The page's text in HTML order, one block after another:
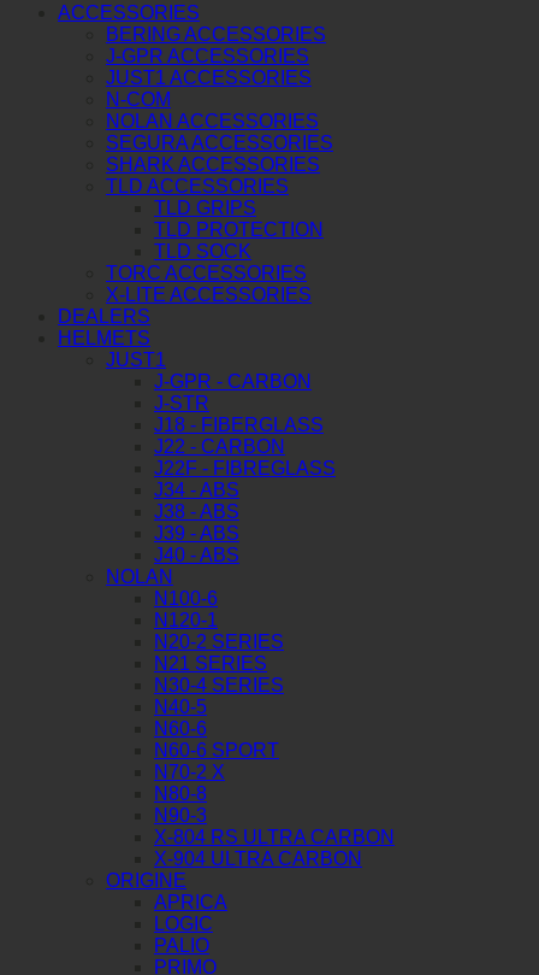
ACCESSORIES
BERING ACCESSORIES
J-GPR ACCESSORIES
JUST1 ACCESSORIES
N-COM
NOLAN ACCESSORIES
SEGURA ACCESSORIES
SHARK ACCESSORIES
TLD ACCESSORIES
TLD GRIPS
TLD PROTECTION
TLD SOCK
TORC ACCESSORIES
X-LITE ACCESSORIES
DEALERS
HELMETS
JUST1
J-GPR - CARBON
J-STR
J18 - FIBERGLASS
J22 - CARBON
J22F - FIBREGLASS
J34 - ABS
J38 - ABS
J39 - ABS
J40 - ABS
NOLAN
N100-6
N120-1
N20-2 SERIES
N21 SERIES
N30-4 SERIES
N40-5
N60-6
N60-6 SPORT
N70-2 X
N80-8
N90-3
X-804 RS ULTRA CARBON
X-904 ULTRA CARBON
ORIGINE
APRICA
LOGIC
PALIO
PRIMO